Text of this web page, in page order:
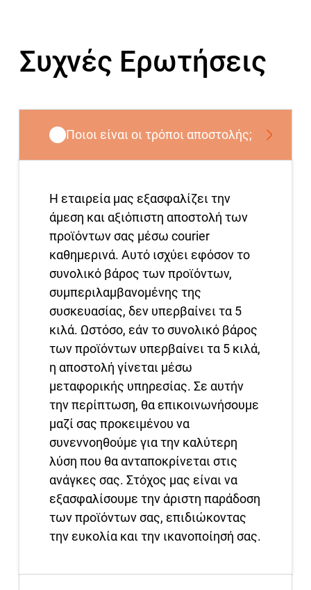
Συχνές Ερωτήσεις
Ποιοι είναι οι τρόποι αποστολής;
Η εταιρεία μας εξασφαλίζει την
άμεση και αξιόπιστη αποστολή των
προϊόντων σας μέσω courier
καθημερινά. Αυτό ισχύει εφόσον το
συνολικό βάρος των προϊόντων,
συμπεριλαμβανομένης της
συσκευασίας, δεν υπερβαίνει τα 5
κιλά. Ωστόσο, εάν το συνολικό βάρος
των προϊόντων υπερβαίνει τα 5 κιλά,
η αποστολή γίνεται μέσω
μεταφορικής υπηρεσίας. Σε αυτήν
την περίπτωση, θα επικοινωνήσουμε
μαζί σας προκειμένου να
συνεννοηθούμε για την καλύτερη
λύση που θα ανταποκρίνεται στις
ανάγκες σας. Στόχος μας είναι να
εξασφαλίσουμε την άριστη παράδοση
των προϊόντων σας, επιδιώκοντας
την ευκολία και την ικανοποίησή σας.